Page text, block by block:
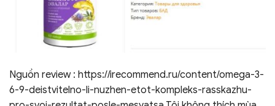
Nguồn review : https://irecommend.ru/content/omega-3-
6-9-deistvitelno-li-nuzhen-etot-kompleks-rasskazhu-